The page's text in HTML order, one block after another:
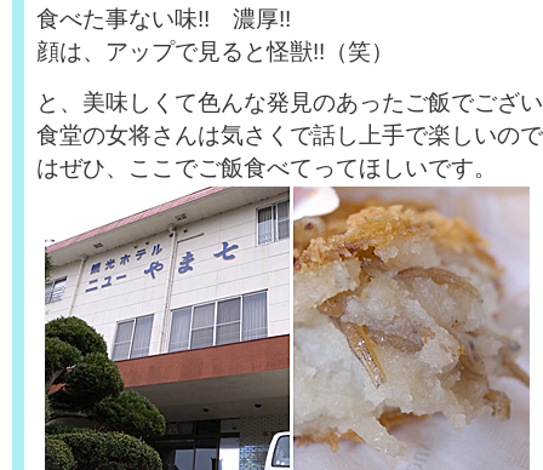
食べた事ない味!! 濃厚!!
顔は、アップで見ると怪獣!!（笑）
と、美味しくて色んな発見のあったご飯でござ
食堂の女将さんは気さくで話し上手で楽しいの
はぜひ、ここでご飯食べてってほしいです。